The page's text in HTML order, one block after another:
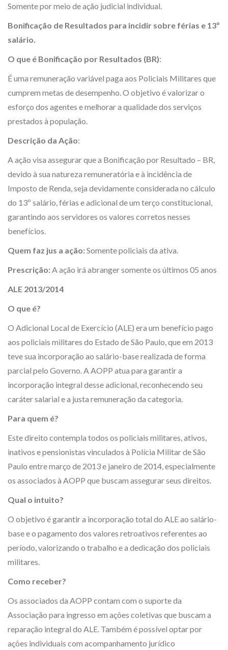
Somente por meio de ação judicial individual.
Bonificação de Resultados para incidir sobre férias e 13º
salário.
O que é Bonificação por Resultados (BR):
É uma remuneração variável paga aos Policiais Militares que
cumprem metas de desempenho. O objetivo é valorizar o
esforço dos agentes e melhorar a qualidade dos serviços
prestados à população.
Descrição da Ação:
A ação visa assegurar que a Bonificação por Resultado – BR,
devido à sua natureza remuneratória e à incidência de
Imposto de Renda, seja devidamente considerada no cálculo
do 13º salário, férias e adicional de um terço constitucional,
garantindo aos servidores os valores corretos nesses
benefícios.
Quem faz jus a ação:Somente policiais da ativa.
Prescrição:A ação irá abranger somente os últimos 05 anos
ALE 2013/2014
O que é?
O Adicional Local de Exercício (ALE) era um benefício pago
aos policiais militares do Estado de São Paulo, que em 2013
teve sua incorporação ao salário-base realizada de forma
parcial pelo Governo. A AOPP atua para garantir a
incorporação integral desse adicional, reconhecendo seu
caráter salarial e a justa remuneração da categoria.
Para quem é?
Este direito contempla todos os policiais militares, ativos,
inativos e pensionistas vinculados à Polícia Militar de São
Paulo entre março de 2013 e janeiro de 2014, especialmente
os associados à AOPP que buscam assegurar seus direitos.
Qual o intuito?
O objetivo é garantir a incorporação total do ALE ao salário-
base e o pagamento dos valores retroativos referentes ao
período, valorizando o trabalho e a dedicação dos policiais
militares.
Como receber?
Os associados da AOPP contam com o suporte da
Associação para ingresso em ações coletivas que buscam a
reparação integral do ALE. Também é possível optar por
ações individuais com acompanhamento jurídico